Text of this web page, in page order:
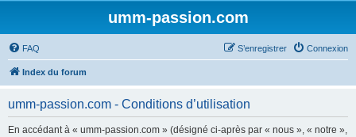
umm-passion.com
FAQ Connexion
S’enregistrer
Index du forum
umm-passion.com - Conditions d’utilisation
En accédant à « umm-passion.com » (désigné ci-après par « nous », « notre »,